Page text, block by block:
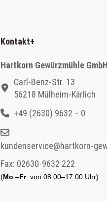
Kontakt+
Hartkorn Gewürzmühle GmbH
Carl-Benz-Str. 13
56218 Mülheim-Kärlich
+49 (2630) 9632 – 0
kundenservice@hartkorn-
Fax: 02630-9632 222
(Mo.–Fr. von 08:00–17:00 Uhr)